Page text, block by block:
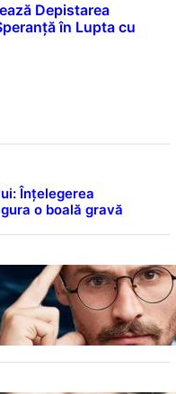
Depistarea
în Lupta cu
Înțelegerea
o boală gravă
note: Semnele unui IQ
școală